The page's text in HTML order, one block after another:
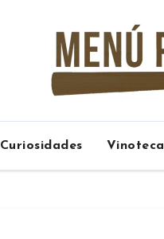
Curiosidades Vinoteca